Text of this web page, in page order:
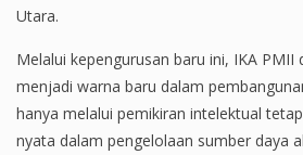
Utara.
Melalui kepengurusan baru ini, IKA PMII
menjadi warna baru dalam
hanya melalui pemikiran intelektual
nyata dalam pengelolaan sumber daya